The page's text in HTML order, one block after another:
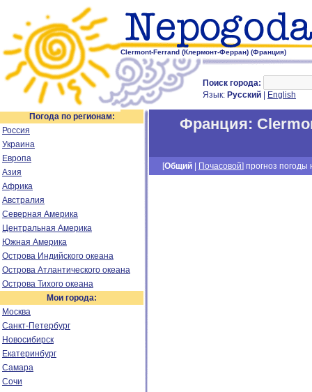
Clermont-Ferrand (Клермонт-Ферран) (Франция)
Поиск города:
Язык: Русский English
Погода по регионам:
Россия
Украина
Европа
Азия
Африка
Австралия
Северная Америка
Центральная Америка
Южная Америка
Острова Индийского океана
Острова Атлантического океана
Острова Тихого океана
Мои города:
Москва
Санкт-Петербург
Новосибирск
Екатеринбург
Самара
Сочи
Франция:
[Общий Почасовой] прогноз погоды